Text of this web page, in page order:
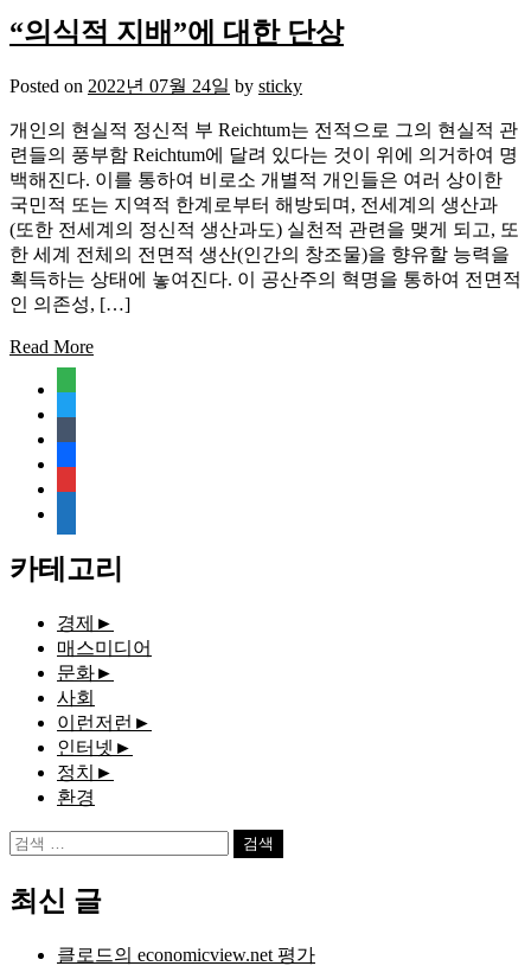
“의식적 지배”에 대한 단상
Posted on 2022년 07월 24일 by sticky
개인의 현실적 정신적 부 Reichtum는 전적으로 그의 현실적 관
련들의 풍부함 Reichtum에 달려 있다는 것이 위에 의거하여 명
백해진다. 이를 통하여 비로소 개별적 개인들은 여러 상이한
국민적 또는 지역적 한계로부터 해방되며, 전세계의 생산과
(또한 전세계의 정신적 생산과도) 실천적 관련을 맺게 되고, 또
한 세계 전체의 전면적 생산(인간의 창조물)을 향유할 능력을
획득하는 상태에 놓여진다. 이 공산주의 혁명을 통하여 전면적
인 의존성, […]
Read More
document
카테고리
경제 ►
매스미디어
문화►
사회
이런저런 ►
인터넷 ►
정치 ►
환경
검
최신 글
클로드의 economicview.net 평가